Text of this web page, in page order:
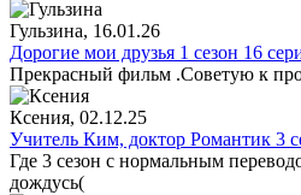
Гульзина, 16.01.26
Дорогие мои друзья 1 сезон 16
Прекрасный фильм .Советую к
Ксения, 02.12.25
Учитель Ким, доктор Романтик 3
Где 3 сезон с нормальным
дождусь(